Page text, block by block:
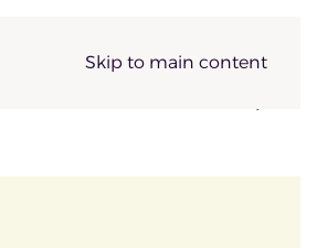
Skip to main content